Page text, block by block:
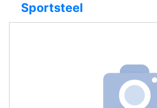
Полупрофессиональные хоккейные коньки
Подошва: инжектированный ABS
Sportsteel